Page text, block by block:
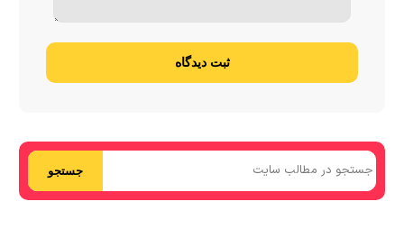
ثبت دیدگاه
جستجو